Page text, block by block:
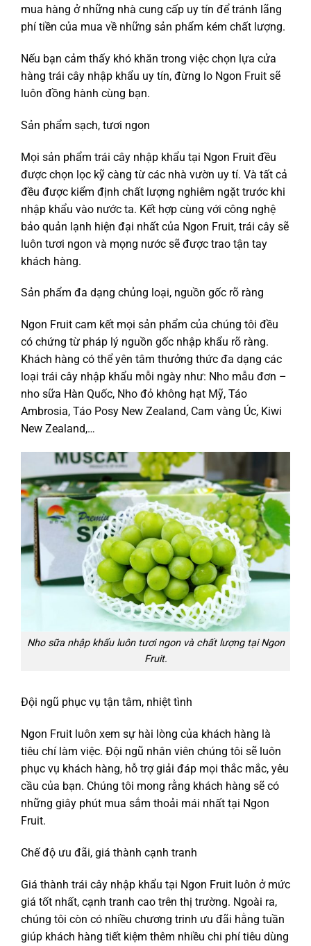
mua hàng ở những nhà cung cấp uy tín để tránh lãng
phí tiền của mua về những sản phẩm kém chất lượng.
Nếu bạn cảm thấy khó khăn trong việc chọn lựa cửa
hàng trái cây nhập khẩu uy tín, đừng lo Ngon Fruit sẽ
luôn đồng hành cùng bạn.
Sản phẩm sạch, tươi ngon
Mọi sản phẩm trái cây nhập khẩu tại Ngon Fruit đều
được chọn lọc kỹ càng từ các nhà vườn uy tí. Và tất cả
đều được kiểm định chất lượng nghiêm ngặt trước khi
nhập khẩu vào nước ta. Kết hợp cùng với công nghệ
bảo quản lạnh hiện đại nhất của Ngon Fruit, trái cây sẽ
luôn tươi ngon và mọng nước sẽ được trao tận tay
khách hàng.
Sản phẩm đa dạng chủng loại, nguồn gốc rõ ràng
Ngon Fruit cam kết mọi sản phẩm của chúng tôi đều
có chứng từ pháp lý nguồn gốc nhập khẩu rõ ràng.
Khách hàng có thể yên tâm thưởng thức đa dạng các
loại trái cây nhập khẩu mỗi ngày như: Nho mẫu đơn –
nho sữa Hàn Quốc, Nho đỏ không hạt Mỹ, Táo
Ambrosia, Táo Posy New Zealand, Cam vàng Úc, Kiwi
New Zealand,…
Nho sữa nhập khẩu luôn tươi ngon và chất lượng tại Ngon
Fruit.
Đội ngũ phục vụ tận tâm, nhiệt tình
Ngon Fruit luôn xem sự hài lòng của khách hàng là
tiêu chí làm việc. Đội ngũ nhân viên chúng tôi sẽ luôn
phục vụ khách hàng, hỗ trợ giải đáp mọi thắc mắc, yêu
cầu của bạn. Chúng tôi mong rằng khách hàng sẽ có
những giây phút mua sắm thoải mái nhất tại Ngon
Fruit.
Chế độ ưu đãi, giá thành cạnh tranh
Giá thành trái cây nhập khẩu tại Ngon Fruit luôn ở mức
giá tốt nhất, cạnh tranh cao trên thị trường. Ngoài ra,
chúng tôi còn có nhiều chương trinh ưu đãi hằng tuần
giúp khách hàng tiết kiệm thêm nhiều chi phí tiêu dùng